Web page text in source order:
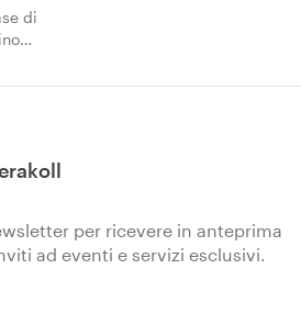
di
per ricevere in anteprima
ad eventi e servizi esclusivi.